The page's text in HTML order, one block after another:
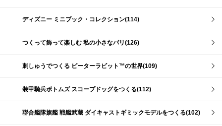
ディズニー ミニブック・コレクション(114)
つくって飾って楽しむ 私の小さなパリ(126)
刺しゅうでつくる ピーターラビット™の世界(109)
装甲騎兵ボトムズ スコープドッグをつくる(112)
聯合艦隊旗艦 戦艦武蔵 ダイキャストギミックモデルをつくる(102)